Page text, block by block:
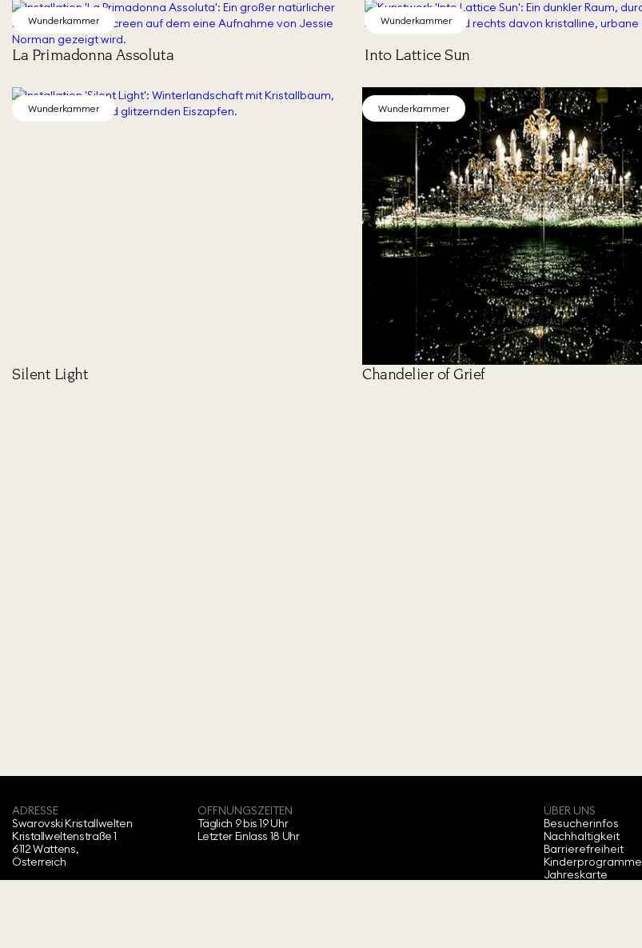
Wunderkammer
La Primadonna Assoluta
Wunderkammer
Into Lattice Sun
Wunderkammer
Silent Light
Wunderkammer
Chandelier of Grief
ADRESSE
Swarovski Kristallwelten‍
Kristallweltenstraße 1
6112 Wattens,
Österreich
ÖFFNUNGSZEITEN
Täglich 9 bis 19 Uhr
Letzter Einlass 18 Uhr
ÜBER UNS
Besucherinfos
Nachhaltigkeit
Barrierefreiheit
Kinderprogramme
Jahreskarte